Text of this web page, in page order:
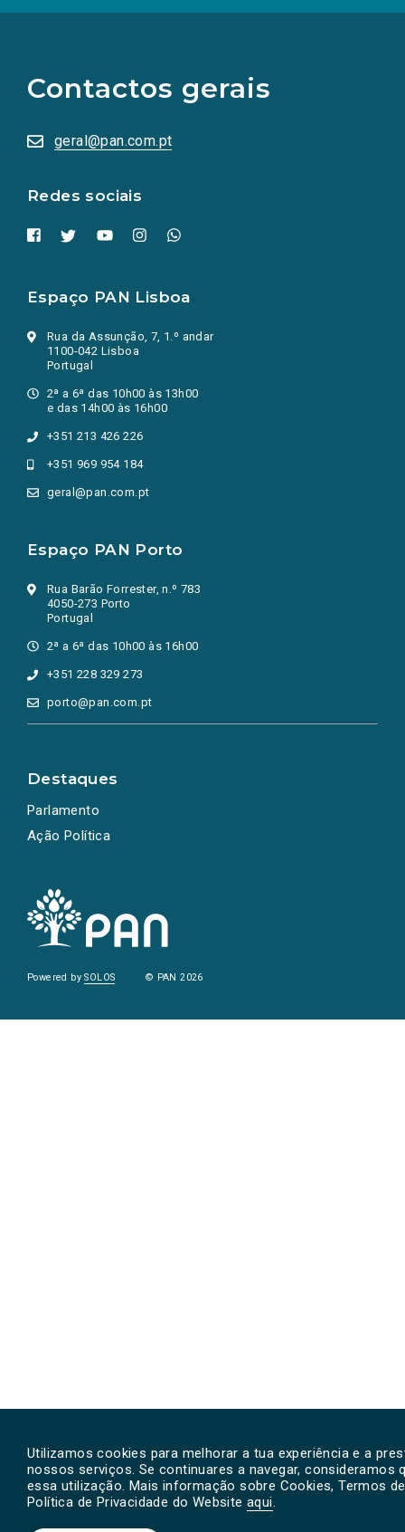
Utilizamos cookies para melhorar a tua experiência e a
nossos serviços. Se continuares a navegar, consideramos
essa utilização. Mais informação sobre Cookies, Termos
Política de Privacidade do Website aqui.
Contactos gerais
geral@pan.com.pt
Redes sociais
redes
sociais
numa
nova
Espaço PAN Lisboa
Rua da Assunção, 7, 1.º andar
1100-042 Lisboa
Portugal
2ª a 6ª das 10h00 às 13h00
e das 14h00 às 16h00
+351 213 426 226
+351 969 954 184
geral@pan.com.pt
Espaço PAN Porto
Rua Barão Forrester, n.º 783
4050-273 Porto
Portugal
2ª a 6ª das 10h00 às 16h00
+351 228 329 273
porto@pan.com.pt
Destaques
Parlamento
Ação Política
Powered bySOLOS © PAN 2026